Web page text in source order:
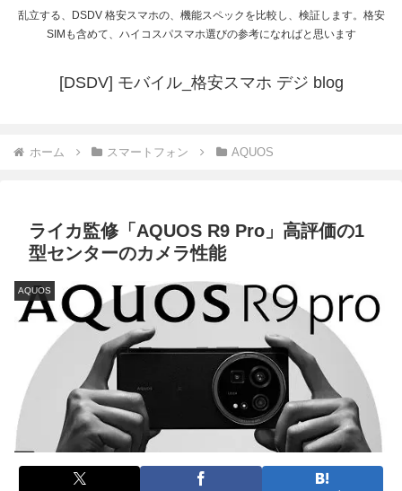
乱立する、DSDV 格安スマホの、機能スペックを比較し、検証します。格安
SIMも含めて、ハイコスパスマホ選びの参考になればと思います
[DSDV] モバイル_格安スマホ デジ blog
ホーム スマートフォン AQUOS
ライカ監修「AQUOS R9 Pro」高評価の1
型センターのカメラ性能
AQUOS